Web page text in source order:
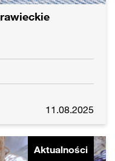
11.08.2025
Aktualności